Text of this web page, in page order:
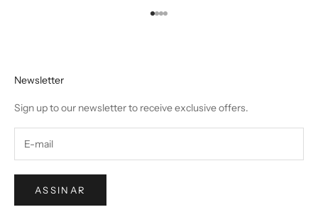
Ir para item 1
Ir para item 2
Ir para item 3
Ir para item 4
Newsletter
Sign up to our newsletter to receive exclusive offers.
ASSINAR